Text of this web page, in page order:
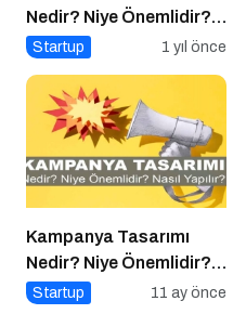
Nedir? Niye Önemlidir?
E-Ticaret Yönetimi Nasıl
Startup 1 yıl önce
Kampanya Tasarımı
Nedir? Niye Önemlidir?
Kampanya Tasarımı
Startup 11 ay önce